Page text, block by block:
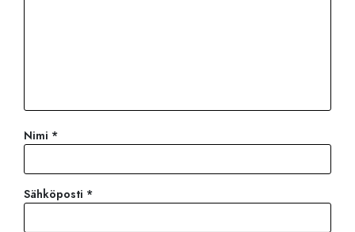
Nimi *
Sähköposti *